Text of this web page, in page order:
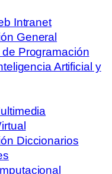
Intranet
General
Programación
Artificial y
Diccionarios